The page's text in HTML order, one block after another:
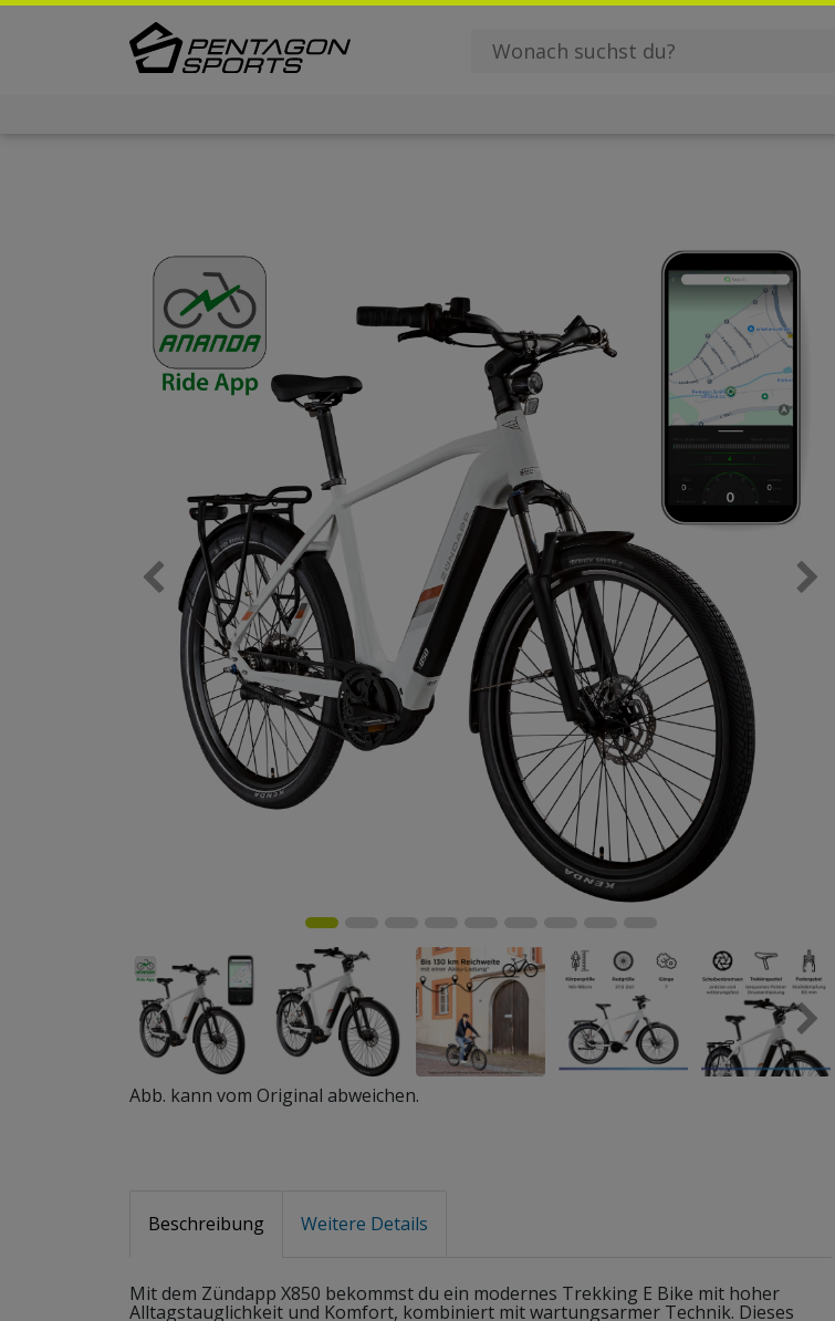
Abb. kann vom Original abweichen.
Beschreibung Weitere Details
Mit dem Zündapp X850 bekommst du ein modernes Trekking E Bike mit hoher
Alltagstauglichkeit und Komfort, kombiniert mit wartungsarmer Technik. Dieses